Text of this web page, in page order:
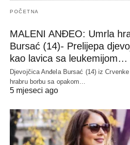
POČETNA
MALENI ANĐEO: Umrla
Bursać (14)- Prelijepa
kao lavica sa leukemijom…
Djevojčica Anđela Bursać (14) iz
hrabru borbu sa opakom…
5 mjeseci ago